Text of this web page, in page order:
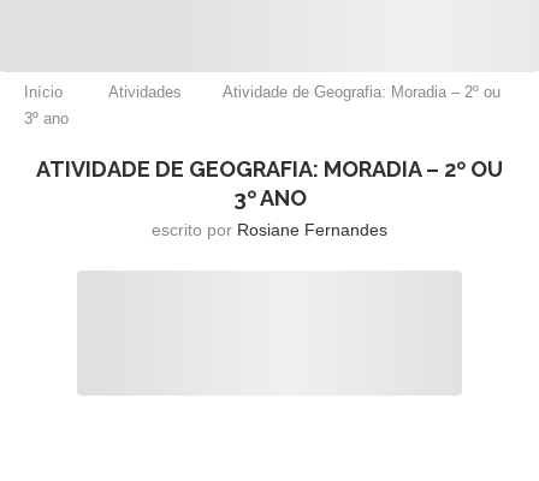
Início Atividades
Atividade de Geografia: Moradia – 2º ou
3º ano
ATIVIDADE DE GEOGRAFIA: MORADIA – 2º OU
3º ANO
escrito por Rosiane Fernandes